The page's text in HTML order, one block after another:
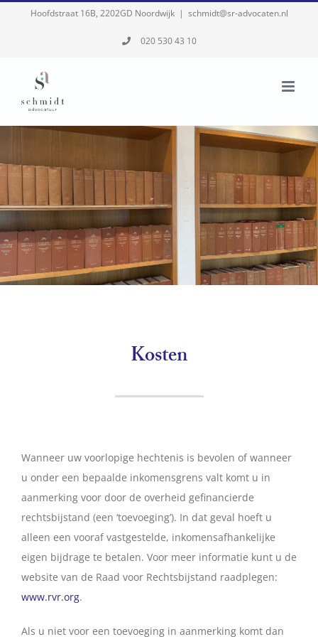
Hoofdstraat 16B, 2202GD Noordwijk | schmidt@sr-advocaten.nl
020 530 43 10
Kosten
Wanneer uw voorlopige hechtenis is bevolen of wanneer
u onder een bepaalde inkomensgrens valt komt u in
aanmerking voor door de overheid gefinancierde
rechtsbijstand (een ‘toevoeging’). In dat geval hoeft u
alleen een vooraf vastgestelde, inkomensafhankelijke
eigen bijdrage te betalen. Voor meer informatie kunt u de
website van de Raad voor Rechtsbijstand raadplegen:
www.rvr.org.
Als u niet voor een toevoeging in aanmerking komt dan